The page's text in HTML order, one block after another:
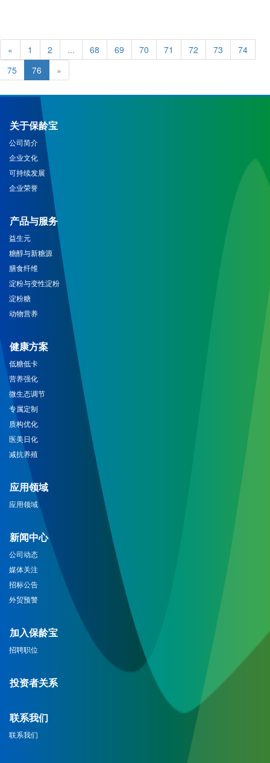
« 1 2 ... 68 69 70 71 72 73
74
75
76 »
关于保龄宝
公司简介
企业文化
可持续发展
企业荣誉
产品与服务
益生元
糖醇与新糖源
膳食纤维
淀粉与变性淀粉
淀粉糖
动物营养
健康方案
低糖低卡
营养强化
微生态调节
专属定制
质构优化
医美日化
减抗养殖
应用领域
应用领域
新闻中心
公司动态
媒体关注
招标公告
外贸预警
加入保龄宝
招聘职位
投资者关系
联系我们
联系我们